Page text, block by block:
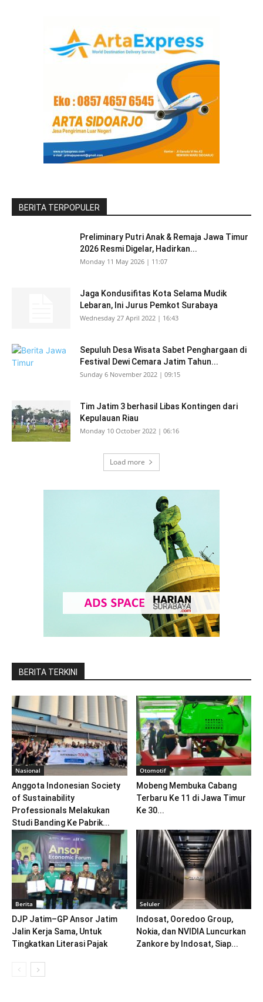
BERITA TERPOPULER
Preliminary Putri Anak & Remaja Jawa Timur
2026 Resmi Digelar, Hadirkan...
Monday 11 May 2026 | 11:07
Jaga Kondusifitas Kota Selama Mudik
Lebaran, Ini Jurus Pemkot Surabaya
Wednesday 27 April 2022 | 16:43
Sepuluh Desa Wisata Sabet Penghargaan di
Festival Dewi Cemara Jatim Tahun...
Sunday 6 November 2022 | 09:15
Tim Jatim 3 berhasil Libas Kontingen dari
Kepulauan Riau
Monday 10 October 2022 | 06:16
Load more
BERITA TERKINI
Nasional
Anggota Indonesian Society
of Sustainability
Professionals Melakukan
Studi Banding Ke Pabrik...
Otomotif
Mobeng Membuka Cabang
Terbaru Ke 11 di Jawa Timur
Ke 30...
Berita
DJP Jatim–GP Ansor Jatim
Jalin Kerja Sama, Untuk
Tingkatkan Literasi Pajak
Seluler
Indosat, Ooredoo Group,
Nokia, dan NVIDIA Luncurkan
Zankore by Indosat, Siap...